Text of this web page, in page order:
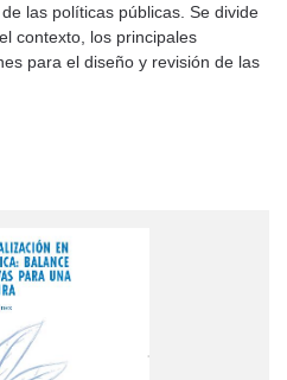
las políticas públicas. Se divide
contexto, los principales
para el diseño y revisión de las